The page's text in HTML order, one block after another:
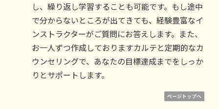
し、繰り返し学習することも可能です。もし途中
で分からないところが出てきても、経験豊富なイ
ンストラクターがご質問にお答えします。また、
お一人ずつ作成しておりますカルテと定期的なカ
ウンセリングで、あなたの目標達成までをしっか
りとサポートします。
ページトップへ